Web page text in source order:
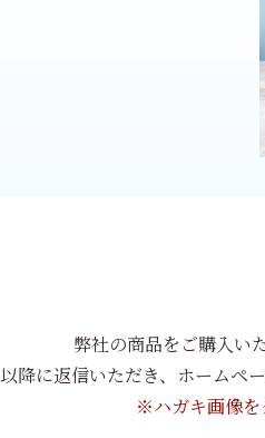
弊社の商品をご購入い
降に返信いただき、ホームペ
※ハガキ画像を